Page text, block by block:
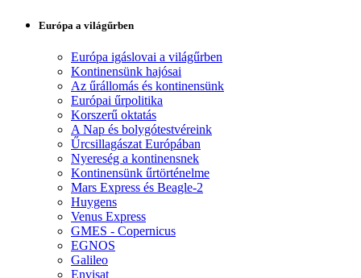
Európa a világűrben
Európa igáslovai a világűrben
Kontinensünk hajósai
Az űrállomás és kontinensünk
Európai űrpolitika
Korszerű oktatás
A Nap és bolygótestvéreink
Űrcsillagászat Európában
Nyereség a kontinensnek
Kontinensünk űrtörténelme
Mars Express és Beagle-2
Huygens
Venus Express
GMES - Copernicus
EGNOS
Galileo
Envisat